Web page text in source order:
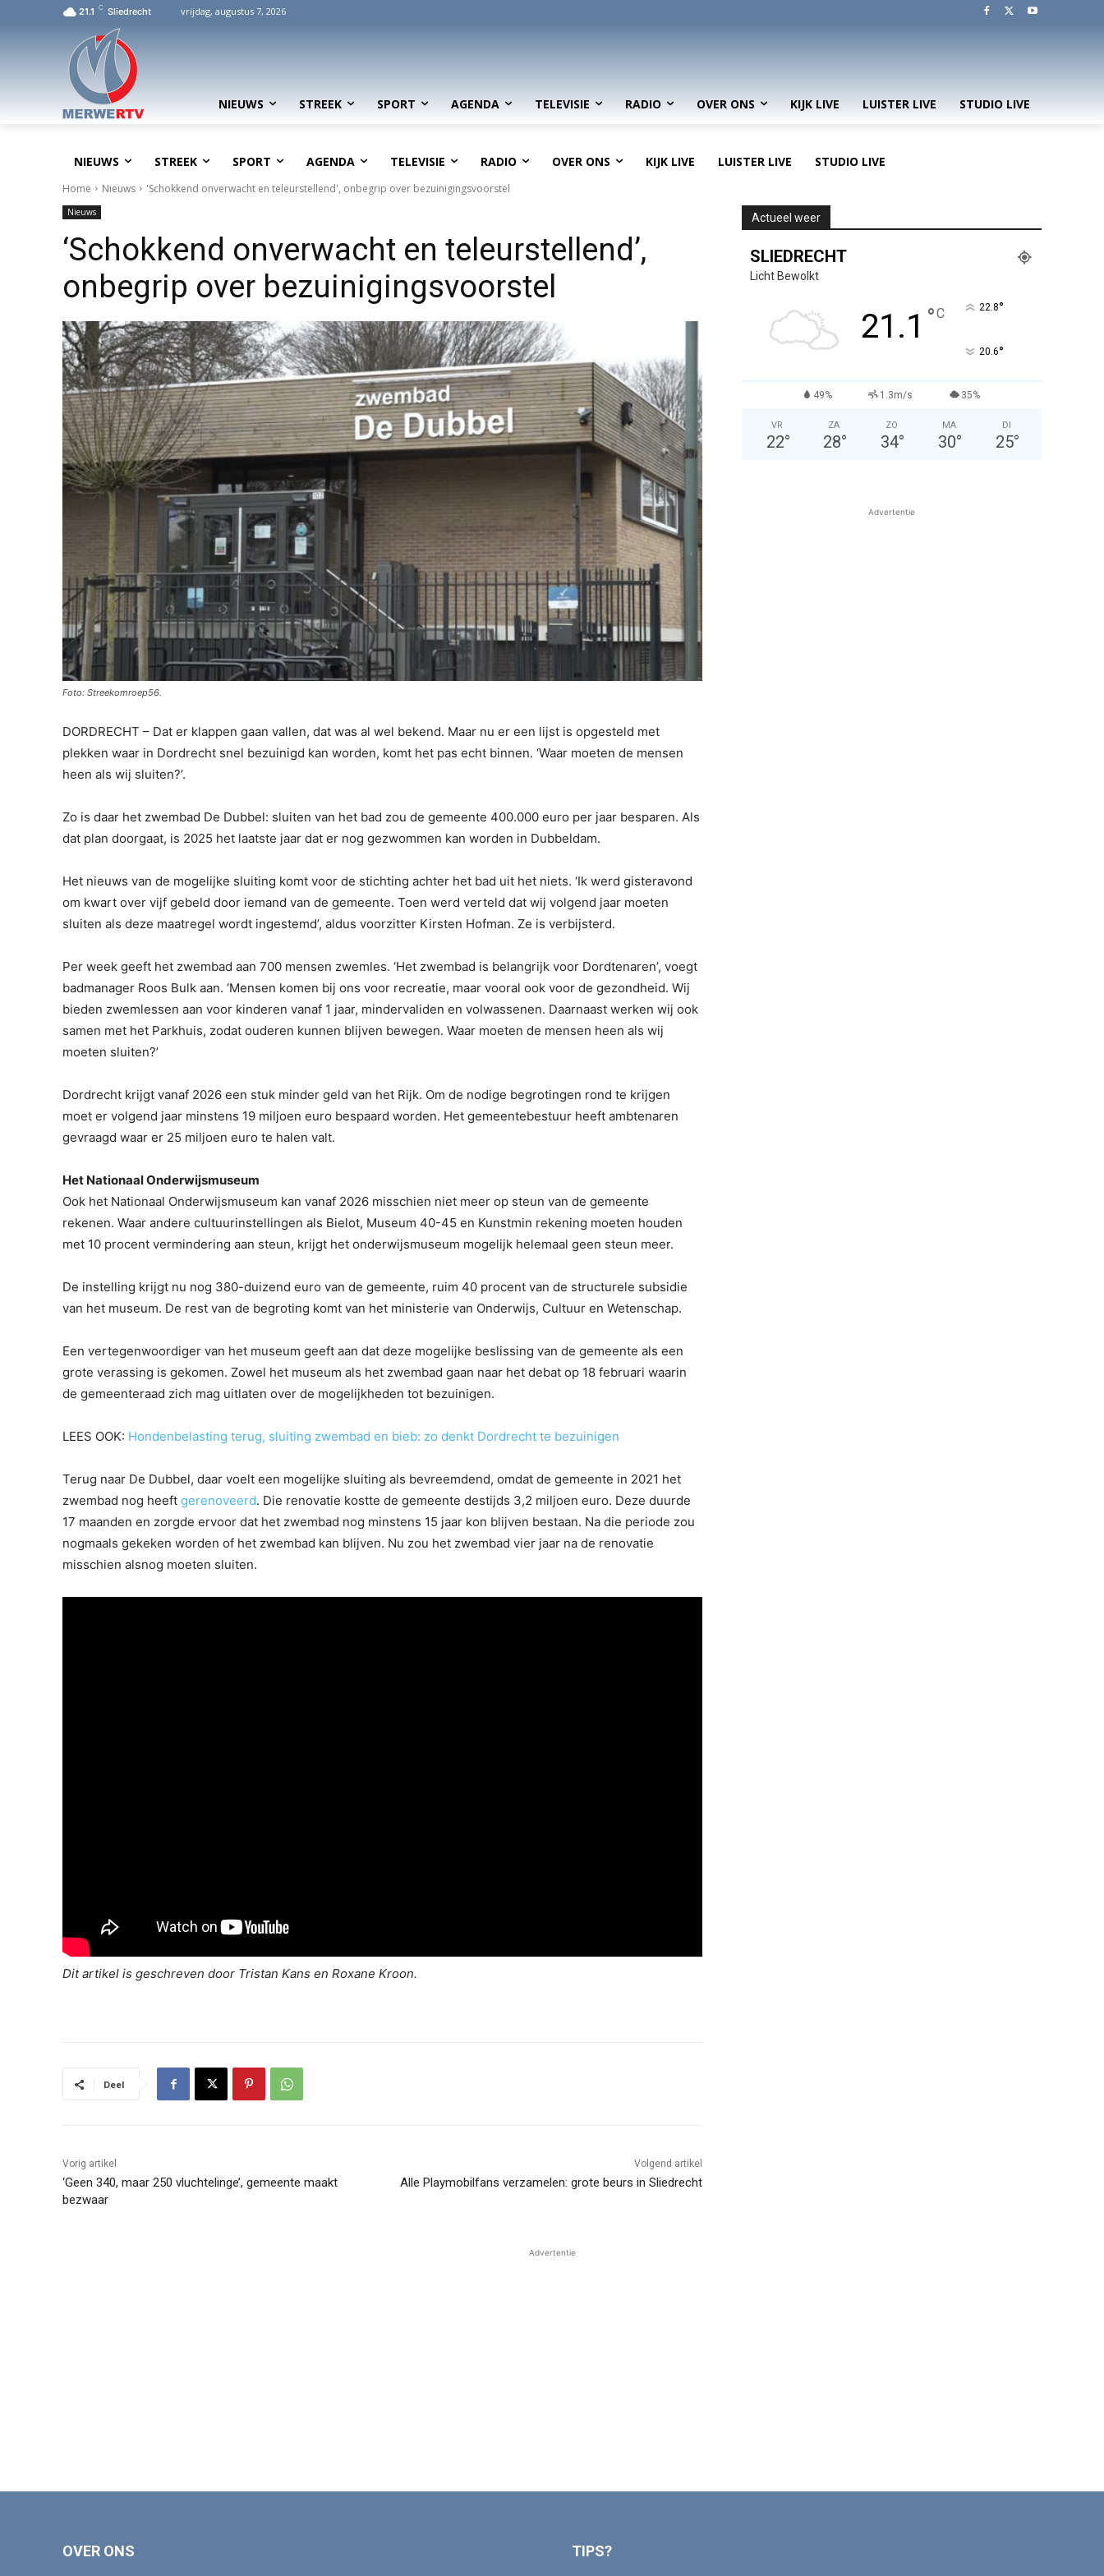
21.1 C Sliedrecht vrijdag, augustus 7, 2026
NIEUWS STREEK SPORT AGENDA TELEVISIE RADIO OVER ONS KIJK LIVE LUISTER LIVE STUDIO LIVE
NIEUWS STREEK SPORT AGENDA TELEVISIE RADIO OVER ONS KIJK LIVE LUISTER LIVE STUDIO LIVE
Home Nieuws 'Schokkend onverwacht en teleurstellend', onbegrip over bezuinigingsvoorstel
Nieuws
‘Schokkend onverwacht en teleurstellend’,
onbegrip over bezuinigingsvoorstel
Foto: Streekomroep56.
DORDRECHT – Dat er klappen gaan vallen, dat was al wel bekend. Maar nu er een lijst is opgesteld met
plekken waar in Dordrecht snel bezuinigd kan worden, komt het pas echt binnen. ‘Waar moeten de mensen
heen als wij sluiten?’.
Zo is daar het zwembad De Dubbel: sluiten van het bad zou de gemeente 400.000 euro per jaar besparen. Als
dat plan doorgaat, is 2025 het laatste jaar dat er nog gezwommen kan worden in Dubbeldam.
Het nieuws van de mogelijke sluiting komt voor de stichting achter het bad uit het niets. ‘Ik werd gisteravond
om kwart over vijf gebeld door iemand van de gemeente. Toen werd verteld dat wij volgend jaar moeten
sluiten als deze maatregel wordt ingestemd’, aldus voorzitter Kirsten Hofman. Ze is verbijsterd.
Per week geeft het zwembad aan 700 mensen zwemles. ‘Het zwembad is belangrijk voor Dordtenaren’, voegt
badmanager Roos Bulk aan. ‘Mensen komen bij ons voor recreatie, maar vooral ook voor de gezondheid. Wij
bieden zwemlessen aan voor kinderen vanaf 1 jaar, mindervaliden en volwassenen. Daarnaast werken wij ook
samen met het Parkhuis, zodat ouderen kunnen blijven bewegen. Waar moeten de mensen heen als wij
moeten sluiten?’
Dordrecht krijgt vanaf 2026 een stuk minder geld van het Rijk. Om de nodige begrotingen rond te krijgen
moet er volgend jaar minstens 19 miljoen euro bespaard worden. Het gemeentebestuur heeft ambtenaren
gevraagd waar er 25 miljoen euro te halen valt.
Het Nationaal Onderwijsmuseum
Ook het Nationaal Onderwijsmuseum kan vanaf 2026 misschien niet meer op steun van de gemeente
rekenen. Waar andere cultuurinstellingen als Bielot, Museum 40-45 en Kunstmin rekening moeten houden
met 10 procent vermindering aan steun, krijgt het onderwijsmuseum mogelijk helemaal geen steun meer.
De instelling krijgt nu nog 380-duizend euro van de gemeente, ruim 40 procent van de structurele subsidie
van het museum. De rest van de begroting komt van het ministerie van Onderwijs, Cultuur en Wetenschap.
Een vertegenwoordiger van het museum geeft aan dat deze mogelijke beslissing van de gemeente als een
grote verassing is gekomen. Zowel het museum als het zwembad gaan naar het debat op 18 februari waarin
de gemeenteraad zich mag uitlaten over de mogelijkheden tot bezuinigen.
LEES OOK: Hondenbelasting terug, sluiting zwembad en bieb: zo denkt Dordrecht te bezuinigen
Terug naar De Dubbel, daar voelt een mogelijke sluiting als bevreemdend, omdat de gemeente in 2021 het
zwembad nog heeft gerenoveerd. Die renovatie kostte de gemeente destijds 3,2 miljoen euro. Deze duurde
17 maanden en zorgde ervoor dat het zwembad nog minstens 15 jaar kon blijven bestaan. Na die periode zou
nogmaals gekeken worden of het zwembad kan blijven. Nu zou het zwembad vier jaar na de renovatie
misschien alsnog moeten sluiten.
Dit artikel is geschreven door Tristan Kans en Roxane Kroon.
Deel
Vorig artikel
‘Geen 340, maar 250 vluchtelinge’, gemeente maakt
bezwaar
Volgend artikel
Alle Playmobilfans verzamelen: grote beurs in Sliedrecht
Actueel weer
SLIEDRECHT
Licht Bewolkt
21.1 °C 22.8°
20.6°
49% 1.3m/s 35%
VR
22°
ZA
28°
ZO
34°
MA
30°
DI
25°
Advertentie
Advertentie
OVER ONS TIPS?